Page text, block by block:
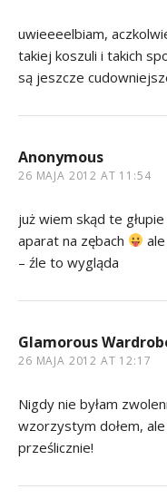
uwieeeelbiam,
takiej koszuli i takich
są jeszcze
Anonymous
26 MAJA 2012 AT 11:54
już wiem skąd te
aparat na zębach
– źle to wygląda
Glamorous
26 MAJA 2012 AT 12:17
Nigdy nie byłam
wzorzystym dołem,
prześlicznie!